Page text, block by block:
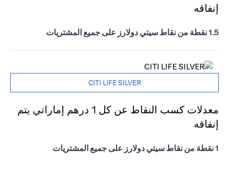
إنفاقه
1.5 نقطة من نقاط سيتي دولارز على جميع المشتريات
CITI LIFE SILVER
معدلات كسب النقاط عن كل 1 درهم إماراتي يتم
إنفاقه
1 نقطة من نقاط سيتي دولارز على جميع المشتريات